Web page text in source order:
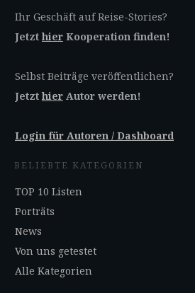
Ihr Geschäft auf Reise-Stories?
Jetzthier Kooperation finden!
Selbst Beiträge veröffentlichen?
Jetzthier Autor werden!
Login für Autoren / Dashboard
BELIEBTE KATEGORIEN
TOP 10 Listen
Porträts
News
Von uns getestet
Alle Kategorien